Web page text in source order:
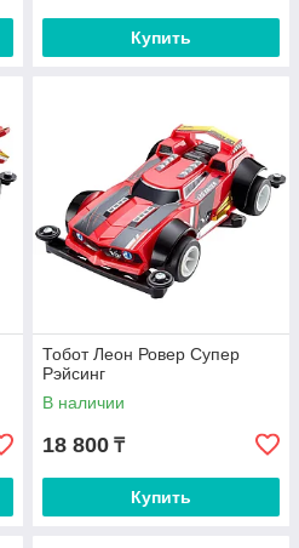
Купить
Тобот Леон Ровер Супер
Рэйсинг
В наличии
18 800 ₸
Купить